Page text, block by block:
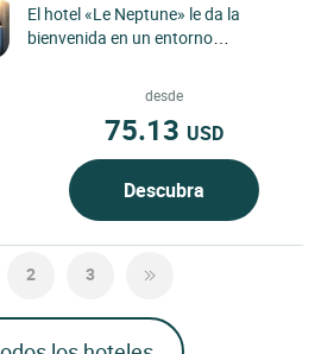
El hotel «Le Neptune» le da la
bienvenida en un entorno
desde
75.13 USD
Descubra
2 3